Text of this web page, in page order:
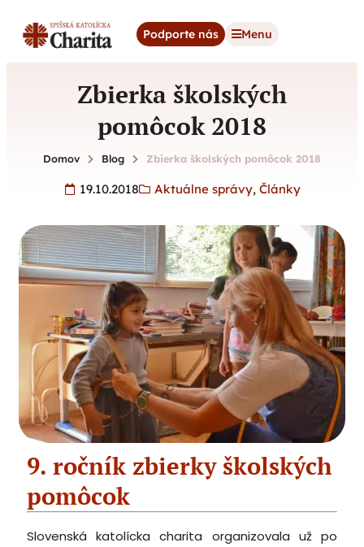
Podporte nás Menu
Zbierka školských
pomôcok 2018
Domov Blog Zbierka školských pomôcok 2018
19.10.2018 Aktuálne správy, Články
9. ročník zbierky školských
pomôcok
Slovenská katolícka charita organizovala už po